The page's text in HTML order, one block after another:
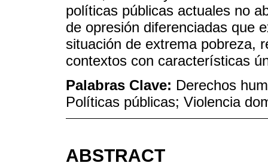
políticas públicas actuales no
de opresión diferenciadas que
situación de extrema pobreza,
contextos con características
Palabras Clave: Derechos
Políticas públicas; Violencia
ABSTRACT